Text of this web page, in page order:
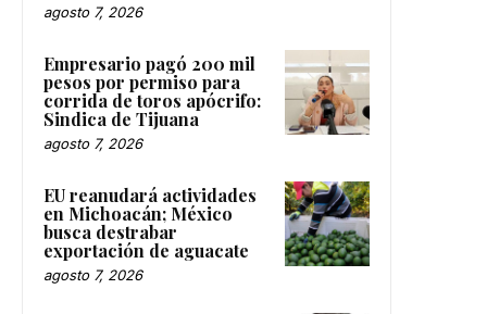
agosto 7, 2026
Empresario pagó 200 mil
pesos por permiso para
corrida de toros apócrifo:
Sindica de Tijuana
agosto 7, 2026
EU reanudará actividades
en Michoacán; México
busca destrabar
exportación de aguacate
agosto 7, 2026